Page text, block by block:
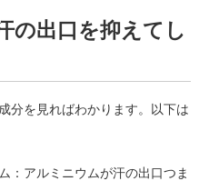
の出口を抑えてし
分を見ればわかります。以下は
：アルミニウムが汗の出口つま